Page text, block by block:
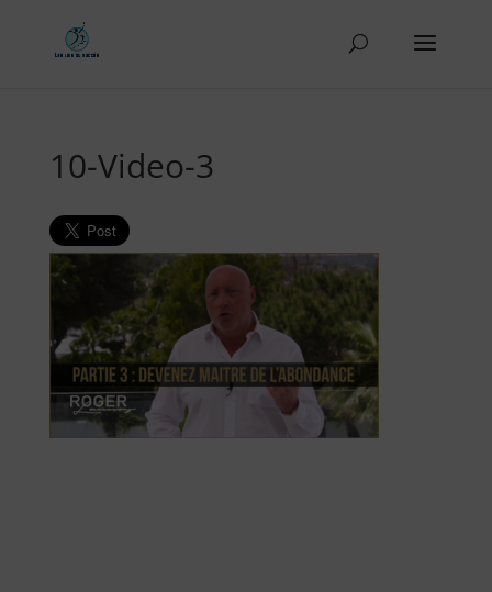
10-Video-3